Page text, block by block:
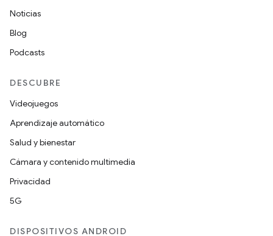
Noticias
Blog
Podcasts
DESCUBRE
Videojuegos
Aprendizaje automático
Salud y bienestar
Cámara y contenido multimedia
Privacidad
5G
DISPOSITIVOS ANDROID